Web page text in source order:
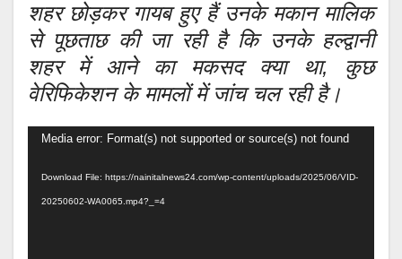
शहर छोड़कर गायब हुए हैं उनके मकान मालिक
से पूछताछ की जा रही है कि उनके हल्द्वानी
शहर में आने का मकसद क्या था, कुछ
वेरिफिकेशन के मामलों में जांच चल रही है।
Video
Media error: Format(s) not supported or source(s) not found
Download File: https://nainitalnews24.com/wp-content/uploads/2025/06/VID-
20250602-WA0065.mp4?_=4